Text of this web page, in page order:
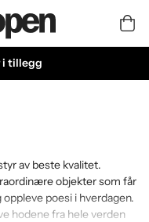
i tillegg
av beste kvalitet.
objekter som får
poesi i hverdagen.
hodene fra hele verden